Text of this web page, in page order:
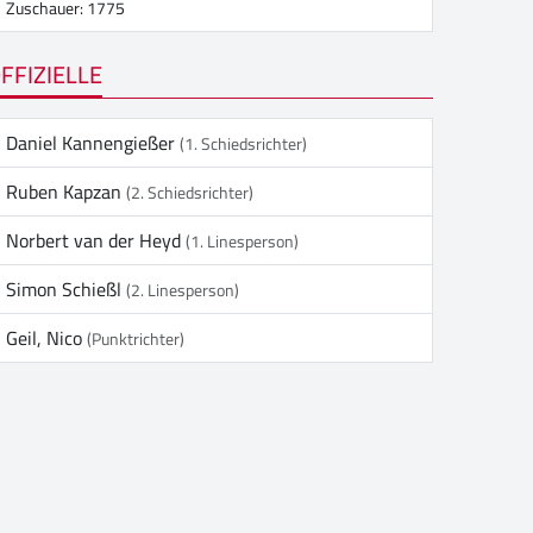
Zuschauer: 1775
Daniel Kannengießer(1. Schiedsrichter)
Ruben Kapzan(2. Schiedsrichter)
Norbert van der Heyd(1. Linesperson)
Simon Schießl(2. Linesperson)
Geil, Nico(Punktrichter)